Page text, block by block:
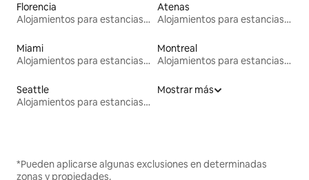
Florencia
Alojamientos para estancias largas
Atenas
Alojamientos para estancias largas
Miami
Alojamientos para estancias largas
Montreal
Alojamientos para estancias largas
Seattle
Alojamientos para estancias largas
Mostrar más
*Pueden aplicarse algunas exclusiones en determinadas
zonas y propiedades.